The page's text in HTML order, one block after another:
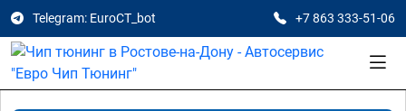
Telegram: EuroCT_bot +7 863 333-51-06